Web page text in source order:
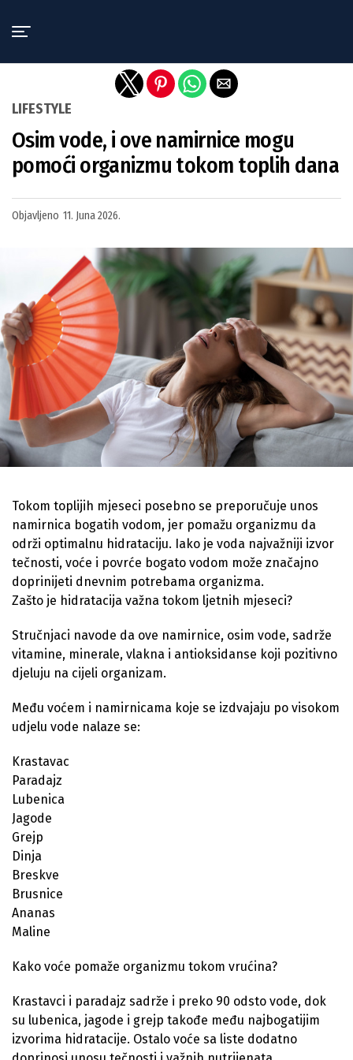
LIFESTYLE
Osim vode, i ove namirnice mogu
pomoći organizmu tokom toplih dana
Objavljeno 11. Juna 2026.
Tokom toplijih mjeseci posebno se preporučuje unos
namirnica bogatih vodom, jer pomažu organizmu da
održi optimalnu hidrataciju. Iako je voda najvažniji izvor
tečnosti, voće i povrće bogato vodom može značajno
doprinijeti dnevnim potrebama organizma.
Zašto je hidratacija važna tokom ljetnih mjeseci?
Stručnjaci navode da ove namirnice, osim vode, sadrže
vitamine, minerale, vlakna i antioksidanse koji pozitivno
djeluju na cijeli organizam.
Među voćem i namirnicama koje se izdvajaju po visokom
udjelu vode nalaze se:
Krastavac
Paradajz
Lubenica
Jagode
Grejp
Dinja
Breskve
Brusnice
Ananas
Maline
Kako voće pomaže organizmu tokom vrućina?
Krastavci i paradajz sadrže i preko 90 odsto vode, dok
su lubenica, jagode i grejp takođe među najbogatijim
izvorima hidratacije. Ostalo voće sa liste dodatno